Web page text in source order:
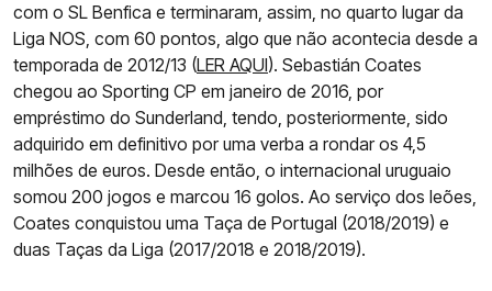
com o SL Benfica e terminaram, assim, no quarto lugar da
Liga NOS, com 60 pontos, algo que não acontecia desde a
temporada de 2012/13 (LER AQUI). Sebastián Coates
chegou ao Sporting CP em janeiro de 2016, por
empréstimo do Sunderland, tendo, posteriormente, sido
adquirido em definitivo por uma verba a rondar os 4,5
milhões de euros. Desde então, o internacional uruguaio
somou 200 jogos e marcou 16 golos. Ao serviço dos leões,
Coates conquistou uma Taça de Portugal (2018/2019) e
duas Taças da Liga (2017/2018 e 2018/2019).